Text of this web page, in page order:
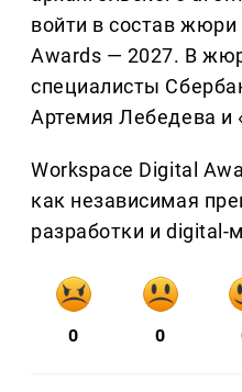
войти в состав жюри
Awards — 2027. В
специалисты
Артемия Лебедева и
Workspace Digital
как независимая
разработки и digital-
0 0